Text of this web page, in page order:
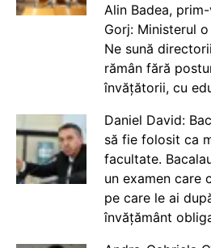
Alin Badea,
Gorj: Ministerul
Ne sună
rămân fără
învățătorii, cu
Daniel David:
să fie folosit ca
facultate.
un examen care
pe care le ai
învățământ